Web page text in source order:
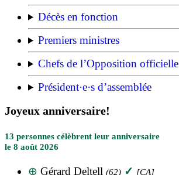
Décès en fonction
Premiers ministres
Chefs de l’Opposition officielle
Président·e·s d’assemblée
Joyeux anniversaire!
13 personnes célèbrent leur anniversaire
le 8 août 2026
⊕ Gérard Deltell (62) ✓ [CA]